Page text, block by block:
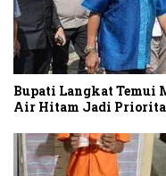
Bupati Langkat Temui
Air Hitam Jadi